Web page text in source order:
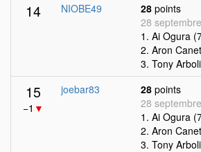
14 NIOBE49 28 points
28
1. Ai Ogura
2. Aron
3. Tony
15
−1 ▼
joebar83 28 points
28
1. Ai Ogura
2. Aron
3. Tony